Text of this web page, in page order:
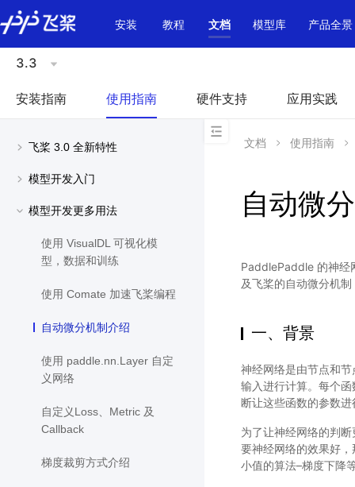
\u200E
安装
教程 文档 模型库 产品全景
3.3
安装指南 使用指南 硬件支持 应用实践
飞桨 3.0 全新特性
模型开发入门
模型开发更多用法
使用 VisualDL 可视化模
型，数据和训练
使用 Comate 加速飞桨编程
自动微分机制介绍
使用 paddle.nn.Layer 自定
义网络
自定义Loss、Metric 及
Callback
梯度裁剪方式介绍
文档 使用指南
自动微
PaddlePaddle 的神经
及飞桨的自动微分机
一、背景
神经网络是由节点和
输入进行计算。每个
断让这些函数的参数
为了让神经网络的判
要神经网络的效果好
小值的算法–梯度下降